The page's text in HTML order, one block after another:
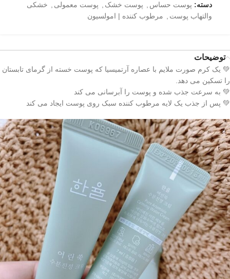
دسته: پوست حساس پوست خشک پوست معمولی
خشکی
والتهاب پوست
مرطوب کننده | امولسیون
توضیحات
💚 یک کرم صورت ملایم با عصاره آرتمیسیا که پوست خسته از گرمای تابستان
را تسکین می دهد.
💚 به سرعت جذب شده و پوست را آبرسانی می کند
💚 پس از جذب یک لایه مرطوب کننده سبک روی پوست ایجاد می کند